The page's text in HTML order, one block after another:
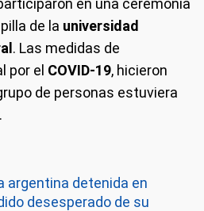
de la universidad
. Las medidas de
por el COVID-19, hicieron
de personas estuviera
argentina detenida en
desesperado de su